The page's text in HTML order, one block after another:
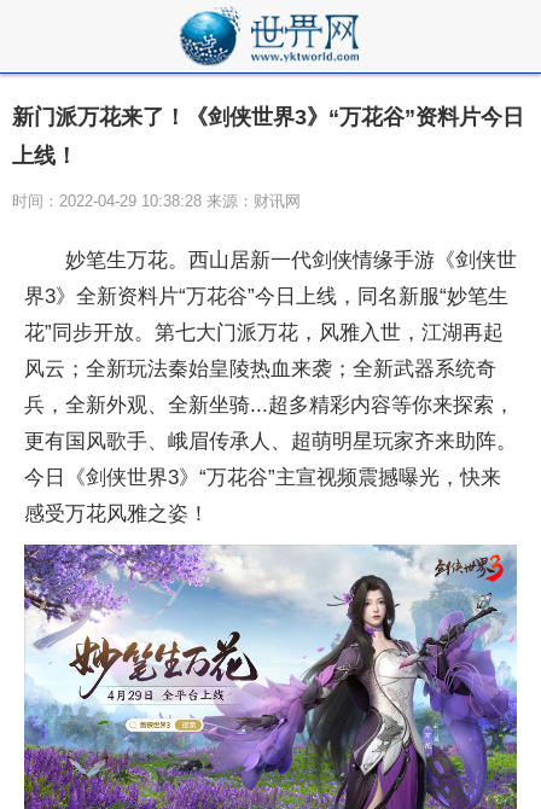
新门派万花来了！《剑侠世界3》“万花谷”资料片今日
上线！
时间：2022-04-29 10:38:28 来源：财讯网
妙笔生万花。西山居新一代剑侠情缘手游《剑侠世
界3》全新资料片“万花谷”今日上线，同名新服“妙笔生
花”同步开放。第七大门派万花，风雅入世，江湖再起
风云；全新玩法秦始皇陵热血来袭；全新武器系统奇
兵，全新外观、全新坐骑...超多精彩内容等你来探索，
更有国风歌手、峨眉传承人、超萌明星玩家齐来助阵。
今日《剑侠世界3》“万花谷”主宣视频震撼曝光，快来
感受万花风雅之姿！